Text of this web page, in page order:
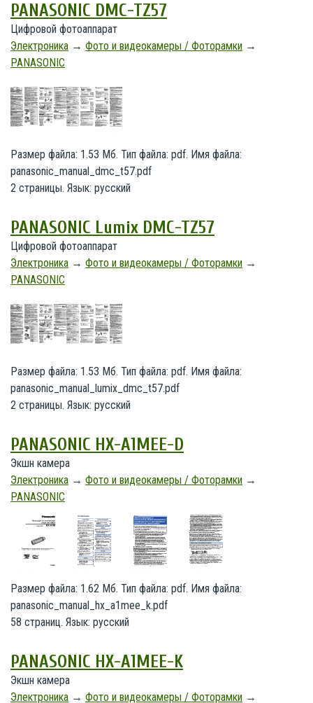
PANASONIC DMC-TZ57
Цифровой фотоаппарат
Электроника → Фото и видеокамеры / Фоторамки →
PANASONIC
Размер файла: 1.53 Мб. Тип файла: pdf. Имя файла:
panasonic_manual_dmc_t57.pdf
2 страницы. Язык: русский
PANASONIC Lumix DMC-TZ57
Цифровой фотоаппарат
Электроника → Фото и видеокамеры / Фоторамки →
PANASONIC
Размер файла: 1.53 Мб. Тип файла: pdf. Имя файла:
panasonic_manual_lumix_dmc_t57.pdf
2 страницы. Язык: русский
PANASONIC HX-A1MEE-D
Экшн камера
Электроника → Фото и видеокамеры / Фоторамки →
PANASONIC
Размер файла: 1.62 Мб. Тип файла: pdf. Имя файла:
panasonic_manual_hx_a1mee_k.pdf
58 страниц. Язык: русский
PANASONIC HX-A1MEE-K
Экшн камера
Электроника → Фото и видеокамеры / Фоторамки →